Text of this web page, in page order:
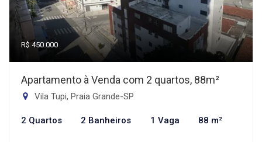
R$ 450.000
Apartamento à Venda com 2 quartos, 88m²
Vila Tupi, Praia Grande-SP
2 Quartos 2 Banheiros 1 Vaga 88 m²